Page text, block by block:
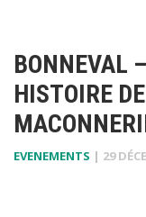
BONNEVAL
HISTOIRE
EVENEMENTS | 29